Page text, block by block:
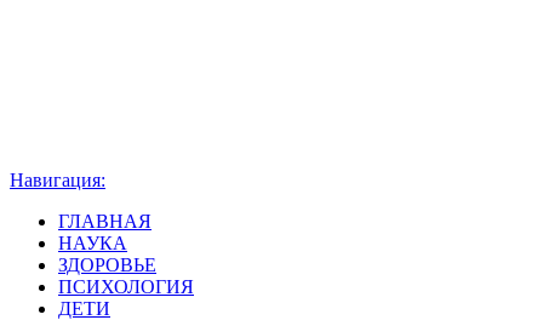
Навигация:
ГЛАВНАЯ
НАУКА
ЗДОРОВЬЕ
ПСИХОЛОГИЯ
ДЕТИ